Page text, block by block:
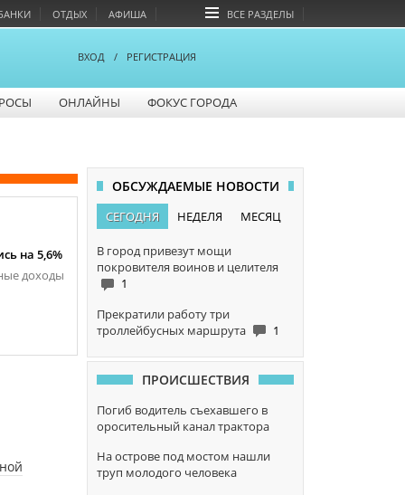
ОТДЫХ АФИША ВСЕ РАЗДЕЛЫ
ВХОД / РЕГИСТРАЦИЯ
ОНЛАЙНЫ ФОКУС ГОРОДА
на 5,6%
доходы
ОБСУЖДАЕМЫЕ НОВОСТИ
СЕГОДНЯ НЕДЕЛЯ МЕСЯЦ
В город привезут мощи
покровителя воинов и целителя
1
Прекратили работу три
троллейбусных маршрута
1
ПРОИСШЕСТВИЯ
Погиб водитель съехавшего в
оросительный канал трактора
На острове под мостом нашли
труп молодого человека